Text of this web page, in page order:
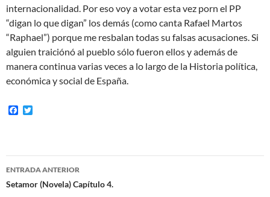
internacionalidad. Por eso voy a votar esta vez porn el PP
“digan lo que digan” los demás (como canta Rafael Martos
“Raphael”) porque me resbalan todas su falsas acusaciones. Si
alguien traiciónó al pueblo sólo fueron ellos y además de
manera continua varias veces a lo largo de la Historia política,
económica y social de España.
F
o
o
e
r
Navegación
de
ENTRADA ANTERIOR
Setamor (Novela) Capítulo 4.